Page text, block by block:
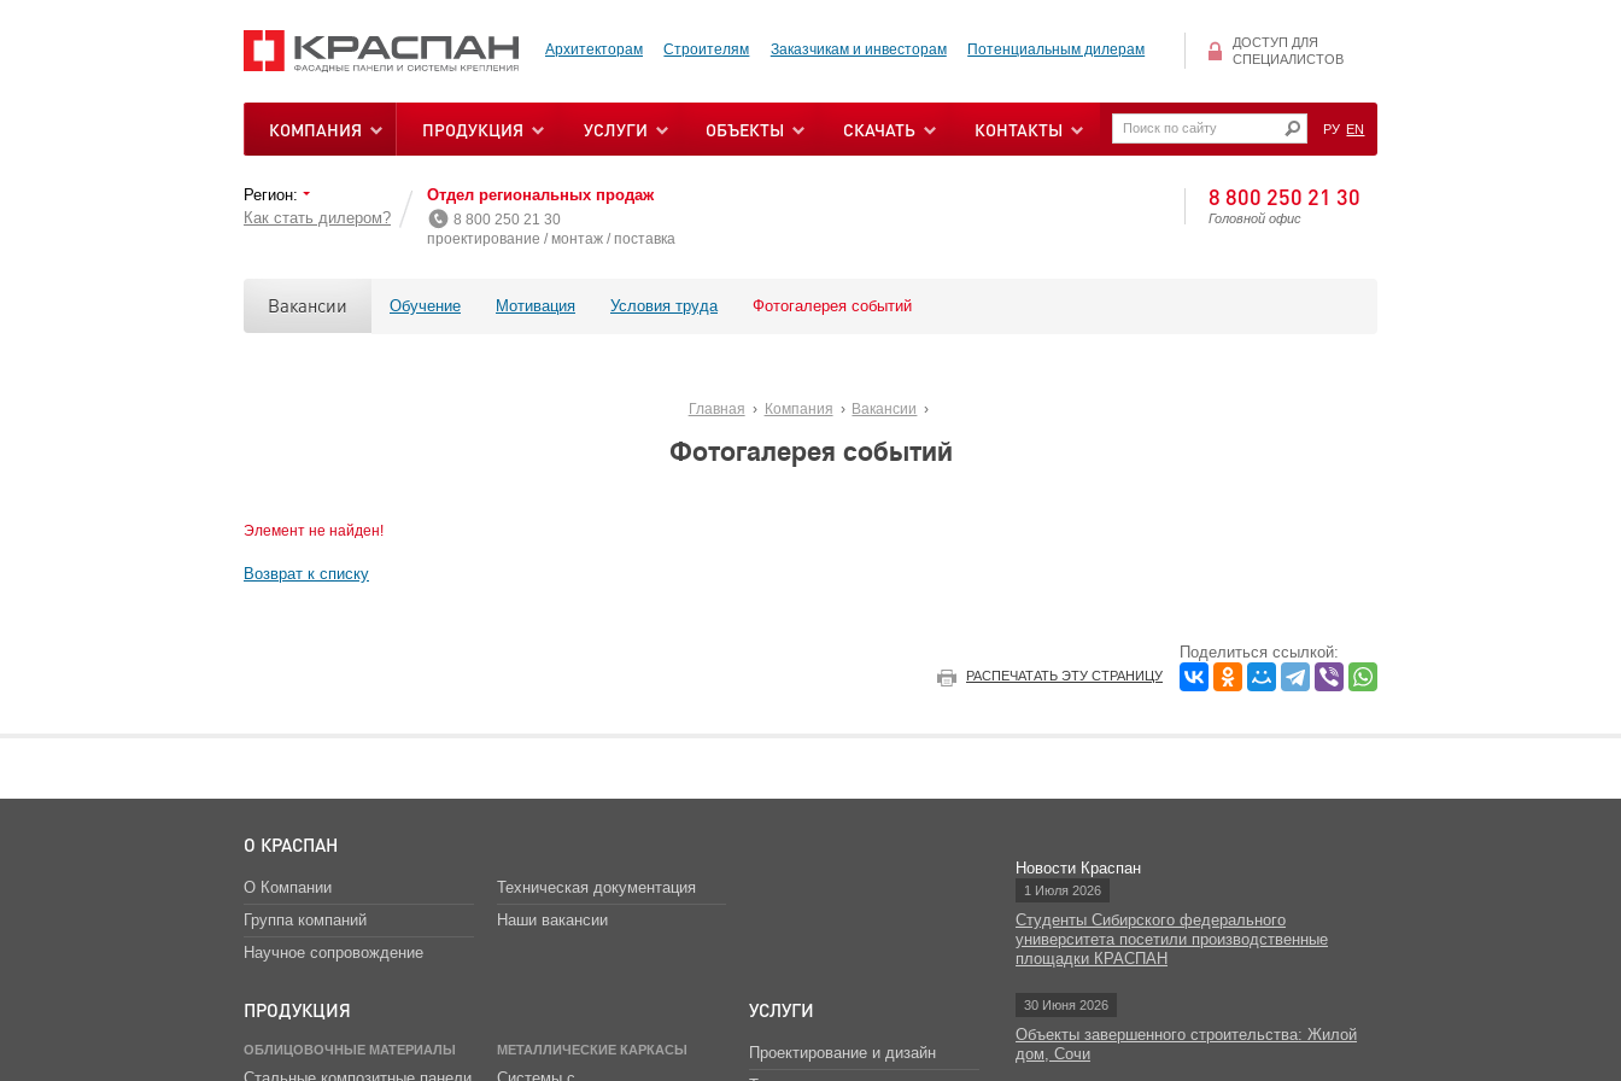
Архитекторам Строителям Заказчикам и инвесторам Потенциальным дилерам
ДОСТУП ДЛЯ
СПЕЦИАЛИСТОВ
КОМПАНИЯ ПРОДУКЦИЯ УСЛУГИ ОБЪЕКТЫ СКАЧАТЬ КОНТАКТЫ РУ EN
Регион:
Как стать дилером?
Отдел региональных продаж
8 800 250 21 30
проектирование / монтаж / поставка
8 800 250 21 30
Головной офис
Вакансии Обучение Мотивация Условия труда Фотогалерея событий
Главная Компания Вакансии
Фотогалерея событий
Элемент не найден!
Возврат к списку
РАСПЕЧАТАТЬ ЭТУ СТРАНИЦУ
Поделиться ссылкой:
О КРАСПАН
О Компании
Группа компаний
Научное сопровождение
Техническая документация
Наши вакансии
ПРОДУКЦИЯ
ОБЛИЦОВОЧНЫЕ МАТЕРИАЛЫ МЕТАЛЛИЧЕСКИЕ КАРКАСЫ
УСЛУГИ
Проектирование и дизайн
Новости Краспан
1 Июля 2026
Студенты Сибирского федерального
университета посетили производственные
площадки КРАСПАН
30 Июня 2026
Объекты завершенного строительства: Жилой
дом, Сочи